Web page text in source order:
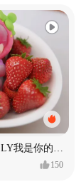
150